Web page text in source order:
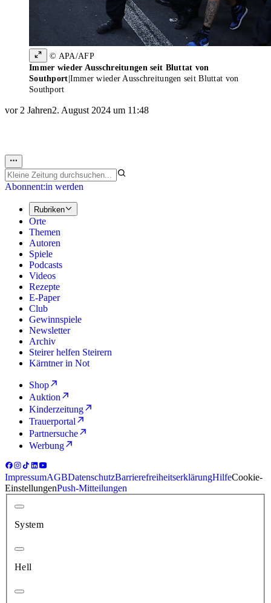
© APA/AFP
Immer wieder Ausschreitungen seit Bluttat von
Southport Immer wieder Ausschreitungen seit Bluttat von
Southport
vor 2 Jahren2. August 2024 um 11:48
Abonnent:in werden
Rubriken
Orte
Themen
Autoren
Spiele
Podcasts
Videos
Rezepte
E-Paper
Club
Gewinnspiele
Newsletter
Archiv
Steirer helfen Steirern
Kärntner in Not
Shop
Auktion
Kinderzeitung
Trauerportal
Partnersuche
Werbung
ImpressumAGBDatenschutzBarrierefreiheitserklärungHilfeCookie-
EinstellungenPush-Mitteilungen
System
Hell